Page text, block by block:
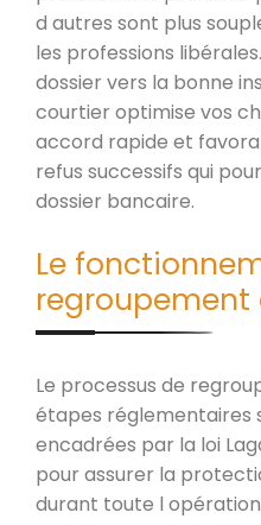
d autres sont plus
les professions
dossier vers la bonne
courtier optimise vos
accord rapide et
refus successifs qui
dossier bancaire.
Le
regroupement
Le processus de
étapes réglementaires
encadrées par la loi
pour assurer la
durant toute l